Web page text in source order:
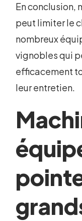
En conclusion,
peut limiter le
nombreux
vignobles qui
efficacement
leur entretien.